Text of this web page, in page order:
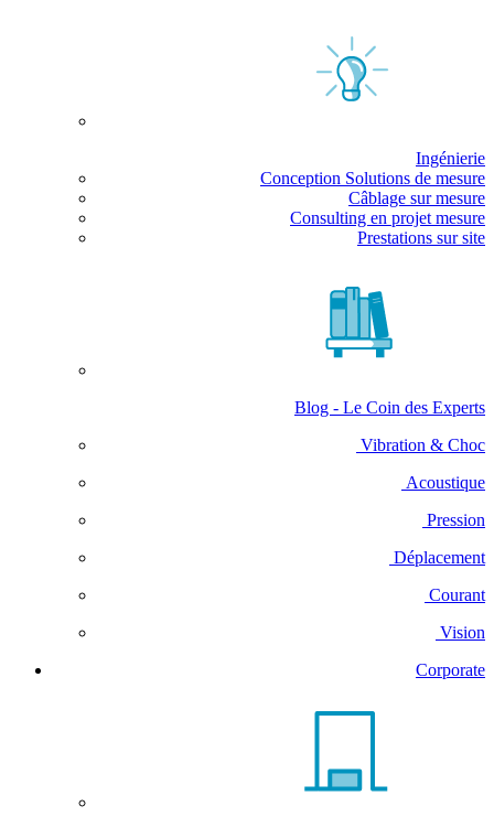
Ingénierie
Conception Solutions de mesure
Câblage sur mesure
Consulting en projet mesure
Prestations sur site
Blog - Le Coin des Experts
Vibration & Choc
Acoustique
Pression
Déplacement
Courant
Vision
Corporate